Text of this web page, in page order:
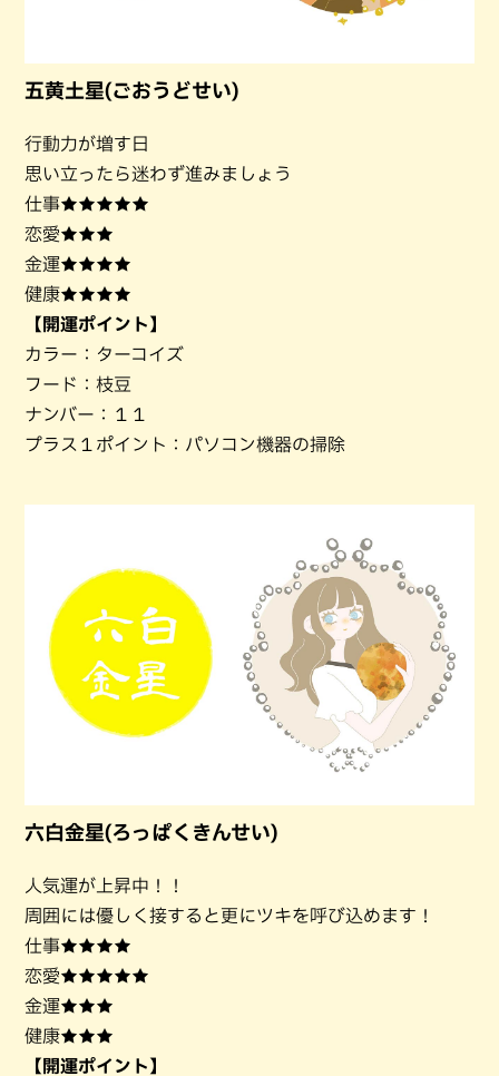
五黄土星(ごおうどせい)
行動力が増す日
思い立ったら迷わず進みましょう
仕事★★★★★
恋愛★★★
金運★★★★
健康★★★★
【開運ポイント】
カラー：ターコイズ
フード：枝豆
ナンバー：１１
プラス１ポイント：パソコン機器の掃除
六白金星(ろっぱくきんせい)
人気運が上昇中！！
周囲には優しく接すると更にツキを呼び込めます！
仕事★★★★
恋愛★★★★★
金運★★★
健康★★★
【開運ポイント】